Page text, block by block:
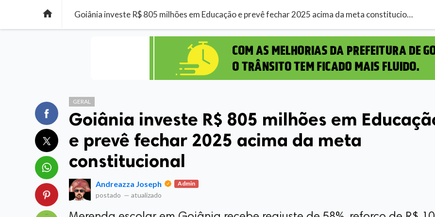
 Goiânia investe R$ 805 milhões em Educação e prevê fechar 2025 acima da meta constitucional
GERAL
Goiânia investe R$ 805 milhões em
e prevê fechar 2025 acima da meta
constitucional
Andreazza Joseph Admin
postado — atualizado